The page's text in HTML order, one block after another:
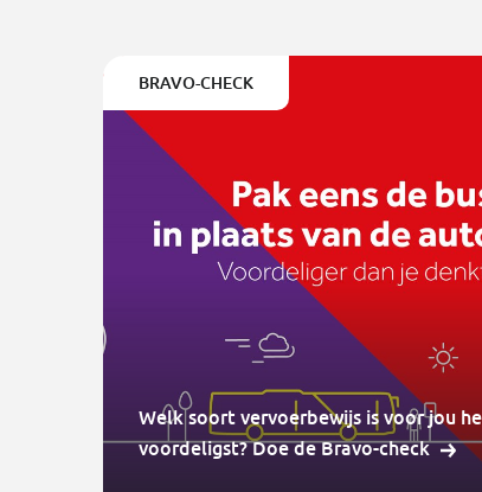
BRAVO-CHECK
Welk soort vervoerbewijs is voor jou
voordeligst? Doe de Bravo-check